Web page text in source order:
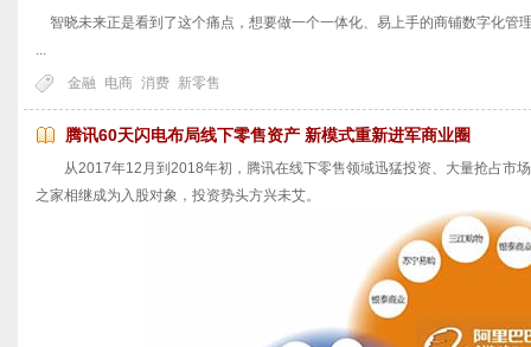
智晓未来正是看到了这个痛点，想要做一个一体化、易上手的商铺数字化管
...
金融
电商 消费 新零售
腾讯60天闪电布局线下零售资产 新模式重新进军商业圈
从2017年12月到2018年初，腾讯在线下零售领域迅猛投资、大量抢占市
之家相继成为入股对象，投资势头方兴未艾。